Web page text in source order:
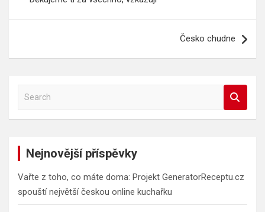
Česko chudne
a
Nejnovější příspěvky
Vařte z toho, co máte doma: Projekt GeneratorReceptu.cz
spouští největší českou online kuchařku